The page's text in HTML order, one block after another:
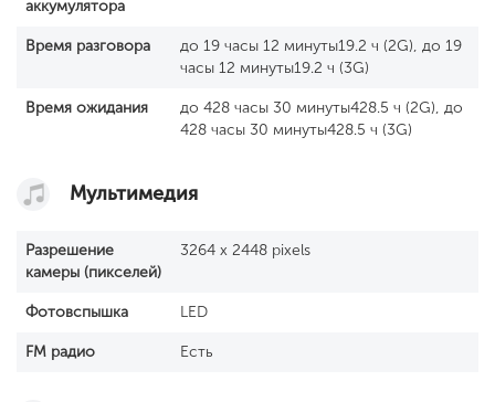
аккумулятора
Время разговора
до 19 часы 12 минуты19.2 ч (2G), до 19
часы 12 минуты19.2 ч (3G)
Время ожидания
до 428 часы 30 минуты428.5 ч (2G), до
428 часы 30 минуты428.5 ч (3G)
Мультимедия
Разрешение
камеры (пикселей)
3264 x 2448 pixels
Фотовспышка LED
FM радио Есть